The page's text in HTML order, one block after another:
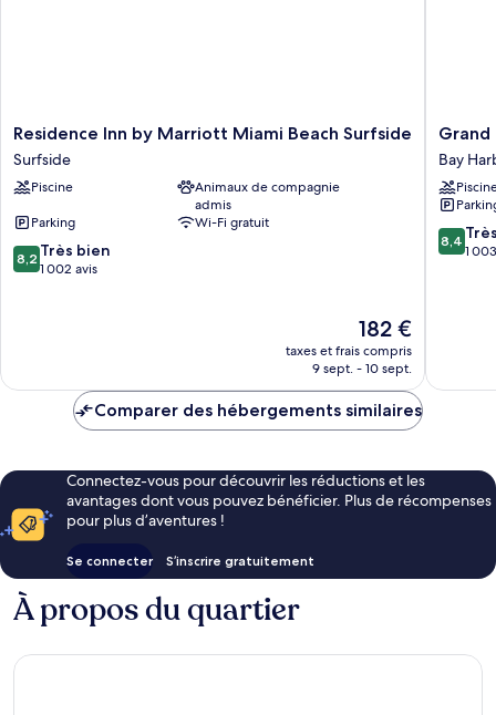
Residence
Inn
by
Marriott
Beach
Surfside
Surfside
Residence Inn by Marriott Miami Beach Surfside
Surfside
Piscine
Animaux de compagnie
admis
Parking
Wi-Fi gratuit
8.2
sur
8,2 Très bien
1 002 avis
Le
nouveau
prix
de
182 €
taxes et frais compris
9 sept. - 10 sept.
Grand
Beach
Hotel
Bay
Harbor
Bay
Harbor
Grand
Bay
8.4
sur
8,4
1
Comparer des hébergements similaires
Connectez-vous pour découvrir les réductions et les
avantages dont vous pouvez bénéficier. Plus de récompenses
pour plus d’aventures !
Se connecter S’inscrire gratuitement
À propos du quartier